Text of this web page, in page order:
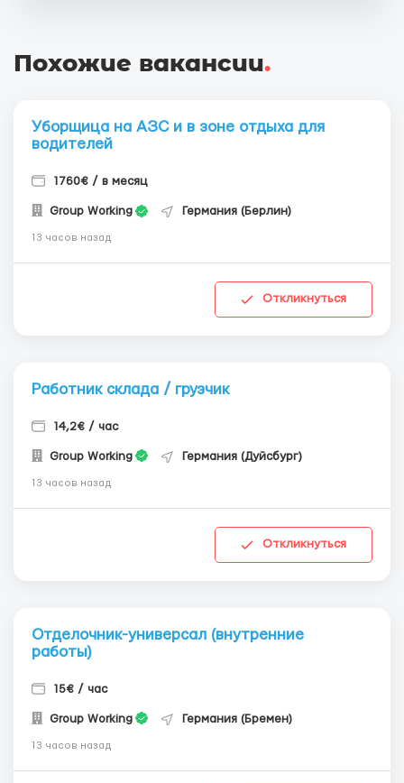
Похожие вакансии.
Уборщица на АЗС и в зоне отдыха для
водителей
1760€ / в месяц
Group Working Германия (Берлин)
13 часов назад
Откликнуться
Работник склада / грузчик
14,2€ / час
Group Working Германия (Дуйсбург)
13 часов назад
Откликнуться
Отделочник-универсал (внутренние
работы)
15€ / час
Group Working Германия (Бремен)
13 часов назад